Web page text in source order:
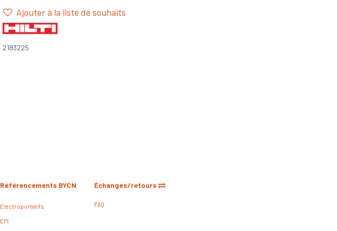
Ajouter à la liste de souhaits
2183225
Échanges/retours
FAQ
Référencements BYCN
Électroportatifs
EPI